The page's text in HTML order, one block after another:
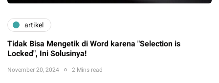
artikel
Tidak Bisa Mengetik di Word karena "Selection is
Locked", Ini Solusinya!
November 20, 2024 2 Mins read